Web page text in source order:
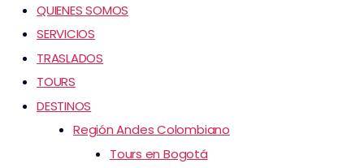
QUIENES SOMOS
SERVICIOS
TRASLADOS
TOURS
DESTINOS
Región Andes Colombiano
Tours en Bogotá